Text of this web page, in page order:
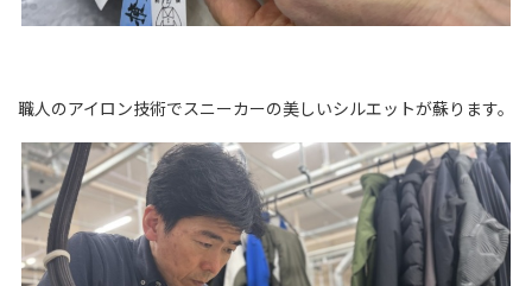
職人のアイロン技術でスニーカーの美しいシルエットが蘇ります。